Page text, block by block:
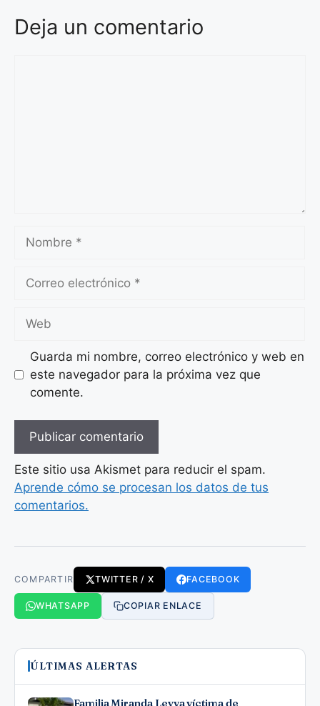
Deja un comentario
Nombre
Correo
Web
Guarda mi nombre, correo electrónico y web en
este navegador para la próxima vez que
comente.
Este sitio usa Akismet para reducir el spam.
Aprende cómo se procesan los datos de tus
comentarios.
COMPARTIR TWITTER / X FACEBOOK
WHATSAPP COPIAR ENLACE
ÚLTIMAS ALERTAS
Familia Miranda Leyva víctima de